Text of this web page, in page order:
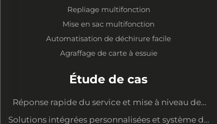
Repliage multifonction
Mise en sac multifonction
Automatisation de déchirure facile
Agraffage de carte à essuie
Étude de cas
Réponse rapide du service et mise à niveau des
équipements pour satisfaire les nouvelles
Solutions intégrées personnalisées et système de